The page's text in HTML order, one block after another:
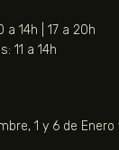
a 14h | 17 a 20h
11 a 14h
1 y 6 de